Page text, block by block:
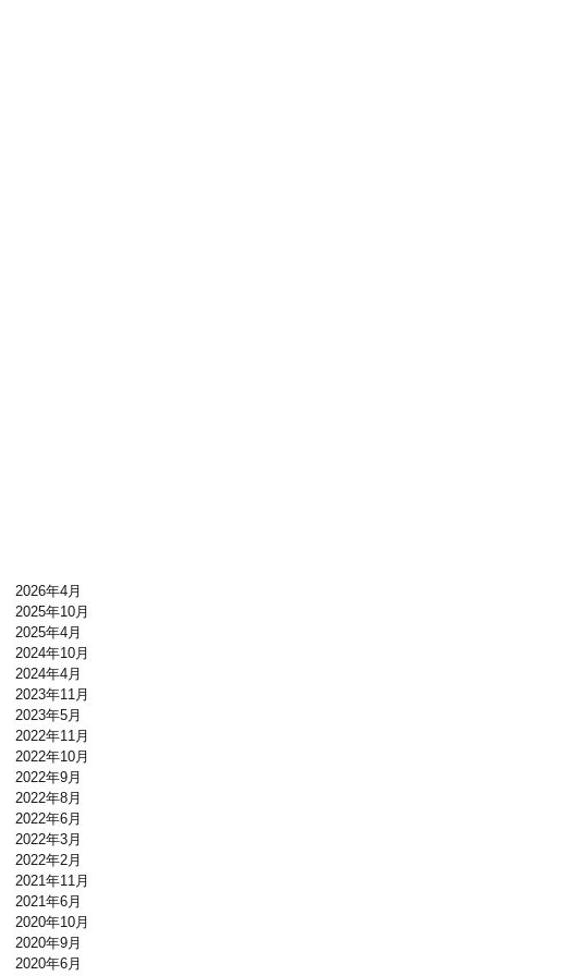
2026年4月
2025年10月
2025年4月
2024年10月
2024年4月
2023年11月
2023年5月
2022年11月
2022年10月
2022年9月
2022年8月
2022年6月
2022年3月
2022年2月
2021年11月
2021年6月
2020年10月
2020年9月
2020年6月